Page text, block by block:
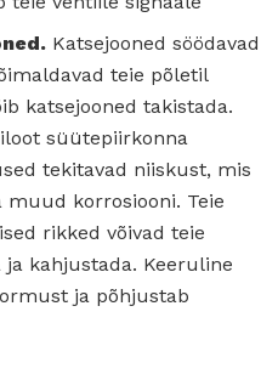
Katsejooned söödavad
teie põletil
katsejooned takistada.
süütepiirkonna
tekitavad niiskust, mis
muud korrosiooni. Teie
rikked võivad teie
kahjustada. Keeruline
ja põhjustab